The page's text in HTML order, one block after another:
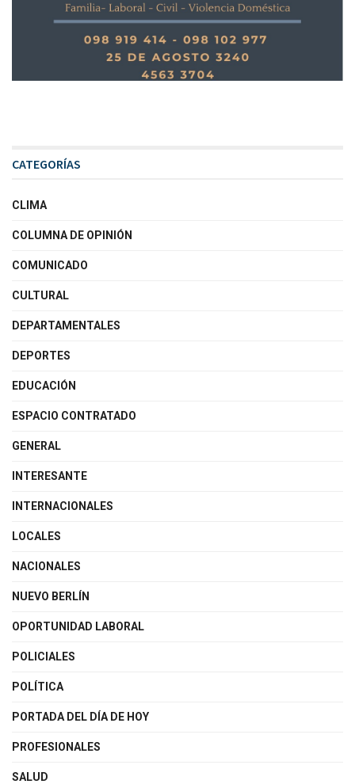
CATEGORÍAS
CLIMA
COLUMNA DE OPINIÓN
COMUNICADO
CULTURAL
DEPARTAMENTALES
DEPORTES
EDUCACIÓN
ESPACIO CONTRATADO
GENERAL
INTERESANTE
INTERNACIONALES
LOCALES
NACIONALES
NUEVO BERLÍN
OPORTUNIDAD LABORAL
POLICIALES
POLÍTICA
PORTADA DEL DÍA DE HOY
PROFESIONALES
SALUD